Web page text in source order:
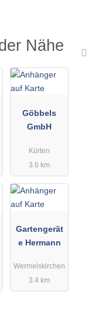
Nähe
Göbbels
GmbH
Kürten
3.6 km
Gartengerät
e Hermann
Wermelskirchen
3.4 km